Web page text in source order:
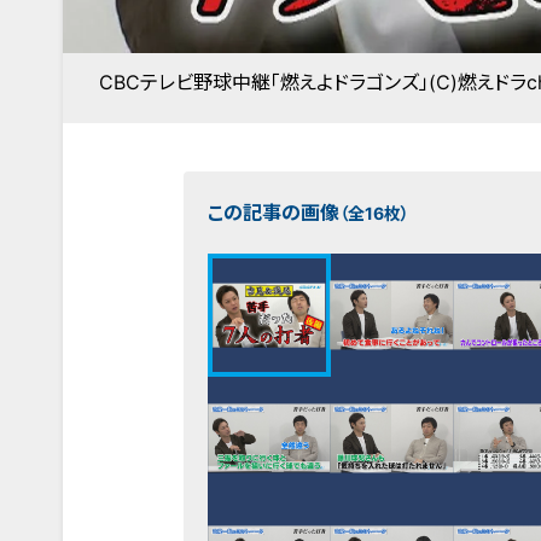
CBCテレビ野球中継「燃えよドラゴンズ」(C)燃えドラ
この記事の画像（全16枚）